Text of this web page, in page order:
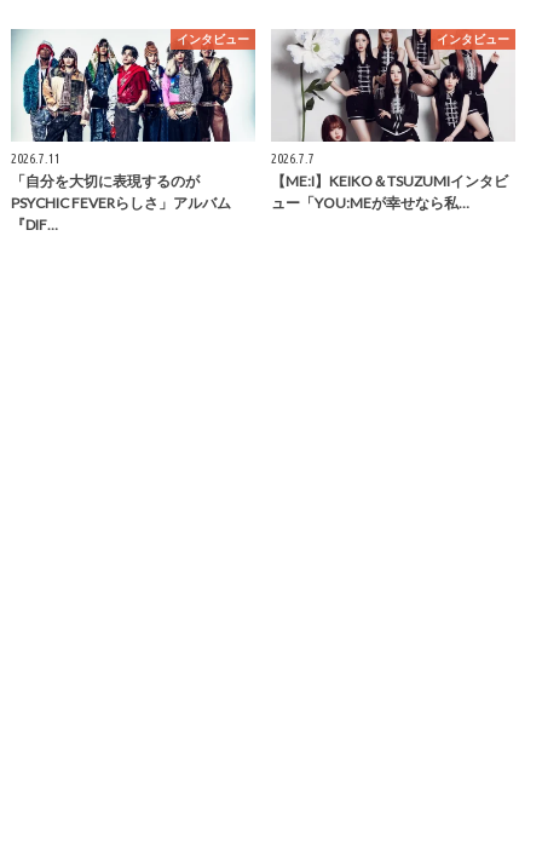
インタビュー
2026.7.11
「自分を大切に表現するのが
PSYCHIC FEVERらしさ」アルバム
『DIF…
インタビュー
2026.7.7
【ME:I】KEIKO＆TSUZUMIインタビ
ュー「YOU:MEが幸せなら私…